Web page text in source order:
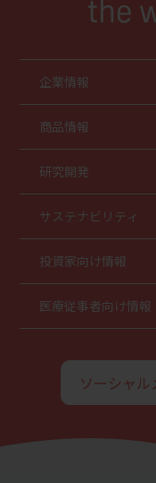
企業情報
商品情報
研究開発
サステナビリティ
投資家向け情報
医療従事者向け情報
ソーシャル